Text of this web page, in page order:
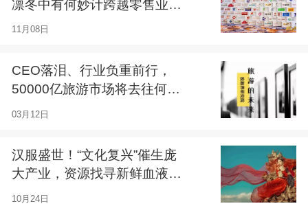
凛冬中有何妙计跨越零售业
的“刺激战场”丨投融界研究院
11月08日
CEO落泪、行业负重前行，
50000亿旅游市场将去往何
方？丨投融界研究院036期
03月12日
汉服盛世！“文化复兴”催生庞
大产业，资源找寻新鲜血液丨
投融界研究院30期
10月24日